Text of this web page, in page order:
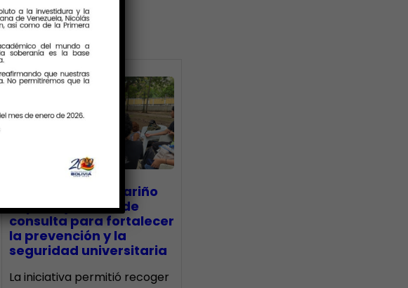
Últimas Noticias
CECA Santiago Mariño
impulsó jornada de
consulta para fortalecer
la prevención y la
seguridad universitaria
La iniciativa permitió recoger